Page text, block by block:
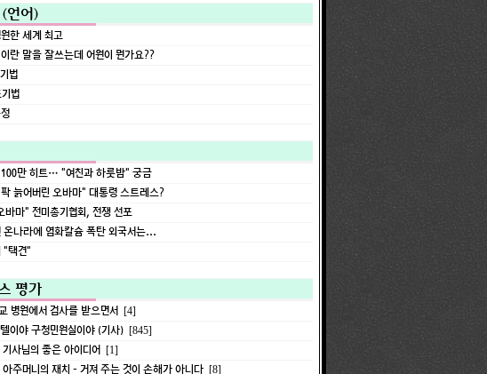
언어)
한 세계 최고
란 말을 잘쓰는데 어원이 뭔가요??
법
법
만 히트… "여친과 하룻밤" 궁금
늙어버린 오바마" 대통령 스트레스?
바마" 전미총기협회, 전쟁 선포
온나라에 염화칼슘 폭탄 외국서는...
"택견"
평가
병원에서 검사를 받으면서 [4]
이야 구청민원실이야 (기사) [845]
사님의 좋은 아이디어 [1]
주머니의 재치 - 거져 주는 것이 손해가 아니다 [8]